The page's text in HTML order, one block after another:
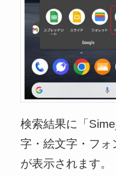
検索結果に「
字・絵文字・フォ
が表示されます。